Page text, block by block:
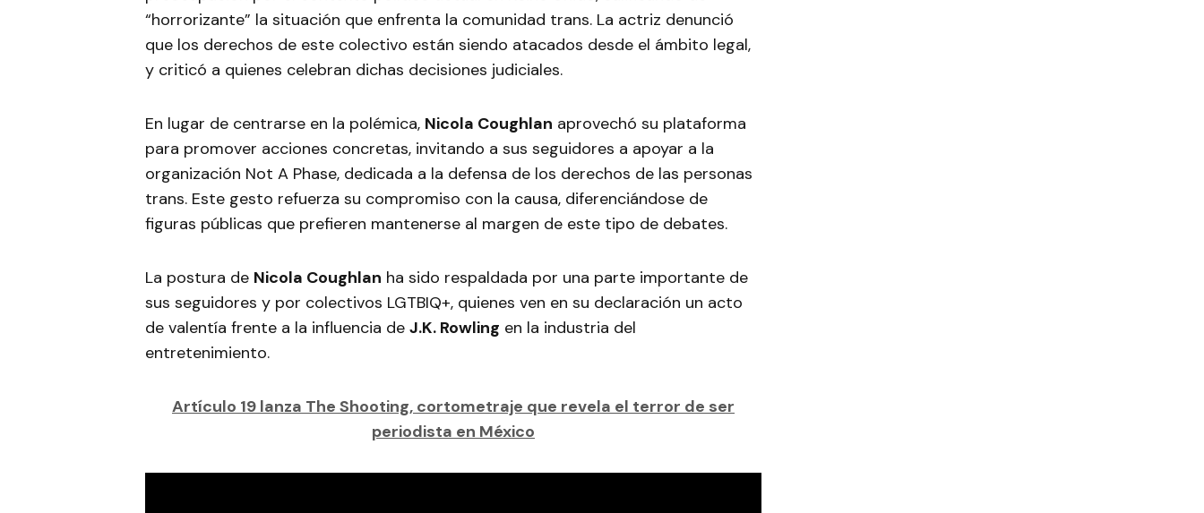
“horrorizante” la situación que enfrenta la comunidad trans. La actriz denunció
que los derechos de este colectivo están siendo atacados desde el ámbito legal,
y criticó a quienes celebran dichas decisiones judiciales.
En lugar de centrarse en la polémica, Nicola Coughlan aprovechó su plataforma
para promover acciones concretas, invitando a sus seguidores a apoyar a la
organización Not A Phase, dedicada a la defensa de los derechos de las personas
trans. Este gesto refuerza su compromiso con la causa, diferenciándose de
figuras públicas que prefieren mantenerse al margen de este tipo de debates.
La postura de Nicola Coughlan ha sido respaldada por una parte importante de
sus seguidores y por colectivos LGTBIQ+, quienes ven en su declaración un acto
de valentía frente a la influencia de J.K. Rowling en la industria del
entretenimiento.
Artículo 19 lanza The Shooting, cortometraje que revela el terror de ser
periodista en México